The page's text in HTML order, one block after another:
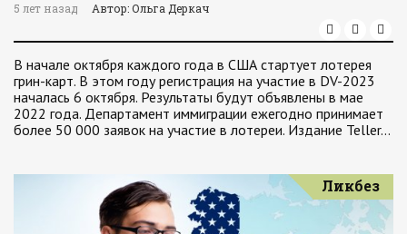
5 лет назад Автор: Ольга Деркач
В начале октября каждого года в США стартует лотерея
грин-карт. В этом году регистрация на участие в DV-2023
началась 6 октября. Результаты будут объявлены в мае
2022 года. Департамент иммиграции ежегодно принимает
более 50 000 заявок на участие в лотереи. Издание Teller…
Ликбез